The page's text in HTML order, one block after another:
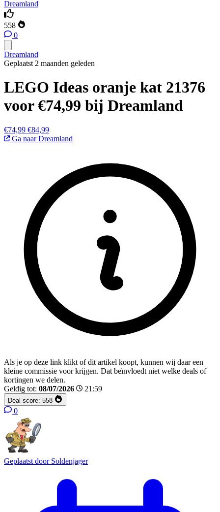
Dreamland
558
0
Dreamland
Geplaatst 2 maanden geleden
LEGO Ideas oranje kat 21376
voor €74,99 bij Dreamland
€74,99 €84,99
Ga naar Dreamland
Als je op deze link klikt of dit artikel koopt, kunnen wij daar een
kleine commissie voor krijgen. Dat beïnvloedt niet welke deals of
kortingen we delen.
Geldig tot: 08/07/2026 21:59
Deal score: 558
0
Geplaatst door Soldenjager